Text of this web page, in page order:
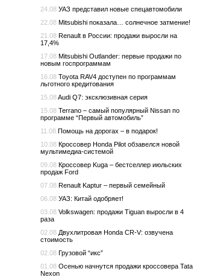
24.08 УАЗ представил новые спецавтомобили
22.08 Mitsubishi показала… солнечное затмение!
21.08 Renault в России: продажи выросли на
17,4%
17.08 Mitsubishi Outlander: первые продажи по
новым госпрограммам
16.08 Toyota RAV4 доступен по программам
льготного кредитования
15.08Audi Q7: эксклюзивная серия
15.08 Terrano – самый популярный Nissan по
программе “Первый автомобиль”
11.08 Помощь на дорогах – в подарок!
10.08 Кроссовер Honda Pilot обзавелся новой
мультимедиа-системой
09.08 Кроссовер Kuga – бестселлер июльских
продаж Ford
07.08 Renault Kaptur – первый семейный
06.08 УАЗ: Китай одобряет!
03.08 Volkswagen: продажи Tiguan выросли в 4
раза
02.08 Двухлитровая Honda CR-V: озвучена
стоимость
02.08 Грузовой “икс”
01.08 Осенью начнутся продажи кроссовера Tata
Nexon